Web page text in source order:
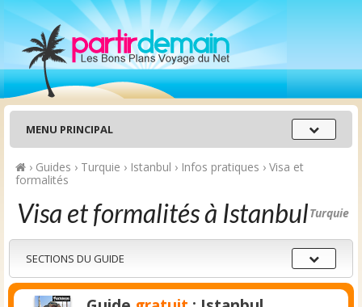
Menu
principal
MENU PRINCIPAL
› Guides › Turquie › Istanbul › Infos pratiques › Visa et
formalités
Turquie
Visa et formalités à Istanbul
Sections
du
guide
SECTIONS DU GUIDE